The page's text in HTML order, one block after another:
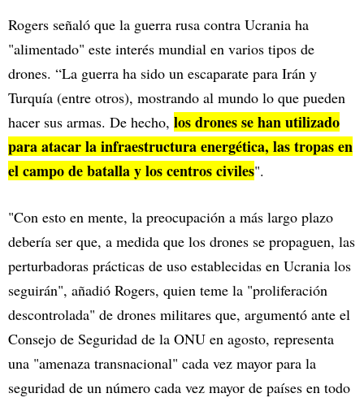
Rogers señaló que la guerra rusa contra Ucrania ha
"alimentado" este interés mundial en varios tipos de
drones. “La guerra ha sido un escaparate para Irán y
Turquía (entre otros), mostrando al mundo lo que pueden
hacer sus armas. De hecho, los drones se han utilizado
para atacar la infraestructura energética, las tropas en
el campo de batalla y los centros civiles".
"Con esto en mente, la preocupación a más largo plazo
debería ser que, a medida que los drones se propaguen, las
perturbadoras prácticas de uso establecidas en Ucrania los
seguirán", añadió Rogers, quien teme la "proliferación
descontrolada" de drones militares que, argumentó ante el
Consejo de Seguridad de la ONU en agosto, representa
una "amenaza transnacional" cada vez mayor para la
seguridad de un número cada vez mayor de países en todo